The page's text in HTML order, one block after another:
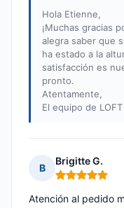
Hola Etienne,
¡Muchas gracias
alegra saber que
ha estado a la
satisfacción es
pronto.
Atentamente,
El equipo de LOFT
B
Brigitte G.
Nota: 5 de 5
Atención al pedido